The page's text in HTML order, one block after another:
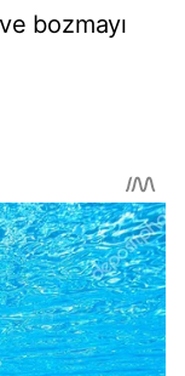
bozmayı